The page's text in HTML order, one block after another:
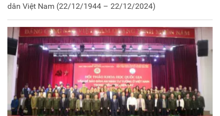
dân Việt Nam (22/12/1944 – 22/12/2024)